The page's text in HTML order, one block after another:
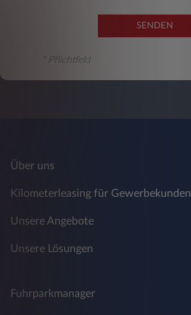
SENDEN
* Pflichtfeld
Über uns
Kilometerleasing für Gewerbekunden
Unsere Angebote
Unsere Lösungen
Fuhrparkmanager